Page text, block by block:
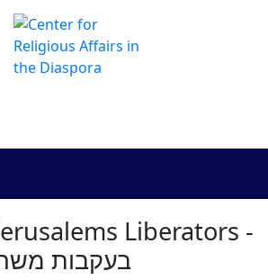
Liberators -
בעקבות